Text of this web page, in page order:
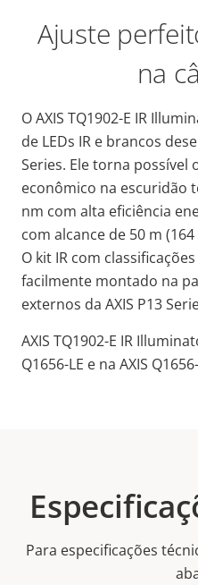
Ajuste
na
O AXIS TQ1902-E IR
de LEDs IR e brancos
Series. Ele torna
econômico na escuridão
nm com alta eficiência
com alcance de 50 m
O kit IR com
facilmente montado na
externos da AXIS P13
AXIS TQ1902-E IR
Q1656-LE e na AXIS
Para especificações